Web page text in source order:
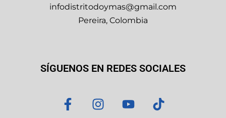
infodistritodoymas@gmail.com
Pereira, Colombia
SÍGUENOS EN REDES SOCIALES
F
a
I
n
Y
o
T
i